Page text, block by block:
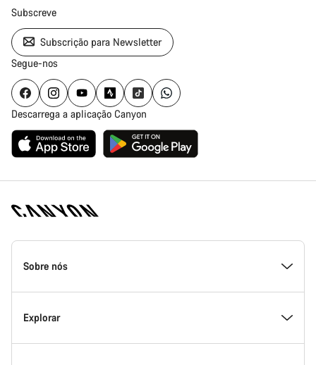
Subscreve
Subscrição para Newsletter
Segue-nos
Descarrega a aplicação Canyon
Rodapé
inicial
Sobre nós
Dentro da Canyon
Explorar